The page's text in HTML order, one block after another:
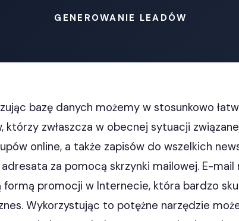
GENEROWANIE LEADÓW
bazę danych możemy w stosunkowo
którzy zwłaszcza w obecnej sytuacji
online, a także zapisów do wszelkich
za pomocą skrzynki mailowej. E-mail
formą promocji w Internecie, która bardzo
Wykorzystując to potężne narzędzie